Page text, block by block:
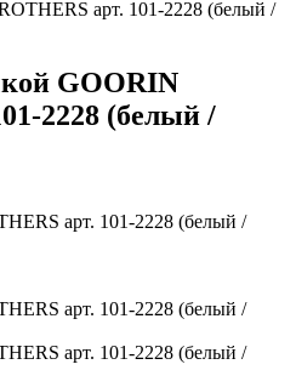
арт. 101-2228 (белый /
GOORIN
2228 (белый /